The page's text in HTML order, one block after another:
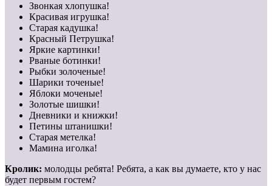
Звонкая хлопушка!
Красивая игрушка!
Старая кадушка!
Красный Петрушка!
Яркие картинки!
Рваные ботинки!
Рыбки золоченые!
Шарики точеные!
Яблоки моченые!
Золотые шишки!
Дневники и книжки!
Петины штанишки!
Старая метелка!
Мамина иголка!
Кролик: молодцы ребята! Ребята, а как вы думаете, кто у нас
будет первым гостем?